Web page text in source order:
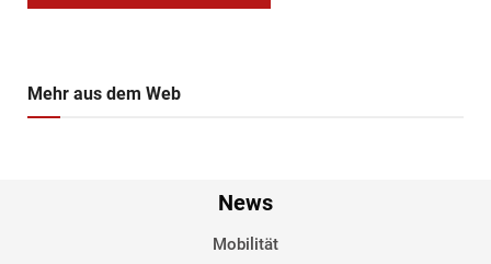
Mehr aus dem Web
News
Mobilität